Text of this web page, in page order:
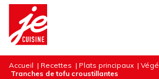
Accueil | Recettes | Plats principaux | Végé
Tranches de tofu croustillantes